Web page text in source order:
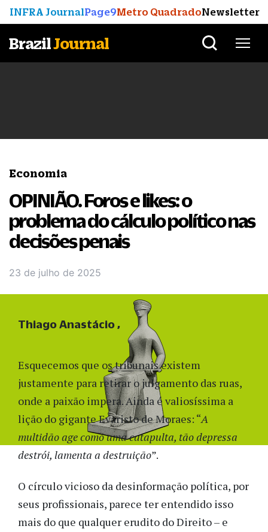
INFRA JournalPage9Metro QuadradoNewsletter
BrazilJournal
Economia
OPINIÃO. Foros e likes: o
problema do cálculo político nas
decisões penais
23 de julho de 2025
Esquecemos que os tribunais existem
justamente para retirar o julgamento das ruas,
onde a paixão impera. Ainda é valiosíssima a
lição do gigante Evaristo de Moraes: “A
multidão age como uma catapulta, tão depressa
destrói, lamenta a destruição”.
O círculo vicioso da desinformação política, por
seus profissionais, parece ter entendido isso
mais do que qualquer erudito do Direito – e
Thiago Anastácio